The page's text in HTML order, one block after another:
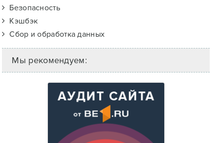
Безопасность
Кэшбэк
Сбор и обработка данных
Мы рекомендуем: